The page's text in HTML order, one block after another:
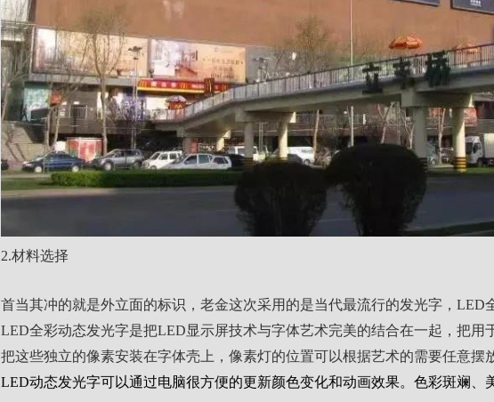
2.材料选择
首当其冲的就是外立面的标识，老金这次采用的是当代最流行的发光字，LED
LED全彩动态发光字是把LED显示屏技术与字体艺术完美的结合在一起，把用
把这些独立的像素安装在字体壳上，像素灯的位置可以根据艺术的需要任意摆
LED动态发光字可以通过电脑很方便的更新颜色变化和动画效果。色彩斑斓